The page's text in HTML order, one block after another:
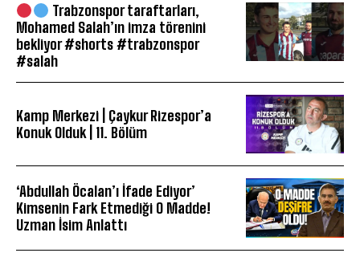
Trabzonspor taraftarları,
Mohamed Salah’ın imza törenini
bekliyor #shorts #trabzonspor
#salah
Kamp Merkezi | Çaykur Rizespor’a
Konuk Olduk | 11. Bölüm
‘Abdullah Öcalan’ı İfade Ediyor’
Kimsenin Fark Etmediği O Madde!
Uzman İsim Anlattı